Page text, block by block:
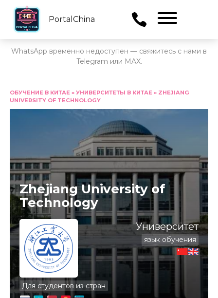
PortalChina
WhatsApp временно недоступен — свяжитесь с нами в
Telegram или MAX.
содержанию
ОБУЧЕНИЕ В КИТАЕ » УНИВЕРСИТЕТЫ В КИТАЕ » ZHEJIANG
UNIVERSITY OF TECHNOLOGY
Zhejiang University of
Technology
Для студентов из стран
Университет
язык обучения